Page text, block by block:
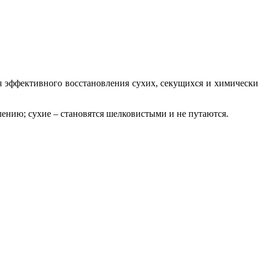
восстановления сухих, секущихся и химически
сухие – становятся шелковистыми и не путаются.